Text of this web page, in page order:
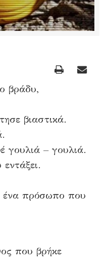
βράδυ,
βιαστικά.
γουλιά – γουλιά.
ένα πρόσωπο που
που βρήκε